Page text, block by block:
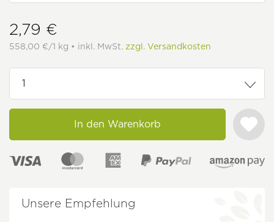
2,79 €
558,00 €/1 kg • inkl. MwSt. zzgl. Versandkosten
In den Warenkorb
Unsere Empfehlung